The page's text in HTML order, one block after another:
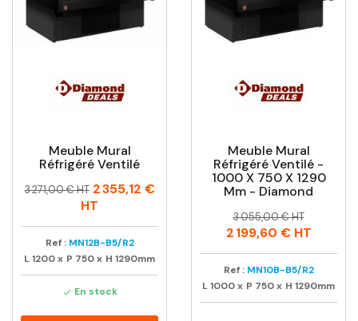
Meuble Mural
Réfrigéré Ventilé
Prix
Prix
3 271,00 € HT 2 355,12 €
HT
Ref : MN12B-B5/R2
L1200x P 750x H 1290mm
 En stock
Meuble Mural
Réfrigéré Ventilé -
1000 X 750 X 1290
Mm - Diamond
Prix
Prix
habituel
3 055,00 € HT
2 199,60 €HT
Ref : MN10B-B5/R2
L1000x P 750x H 1290mm